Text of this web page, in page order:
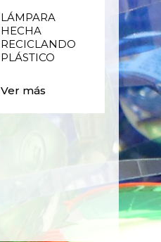
LÁMPARA
HECHA
RECICLANDO
PLÁSTICO
Ver más